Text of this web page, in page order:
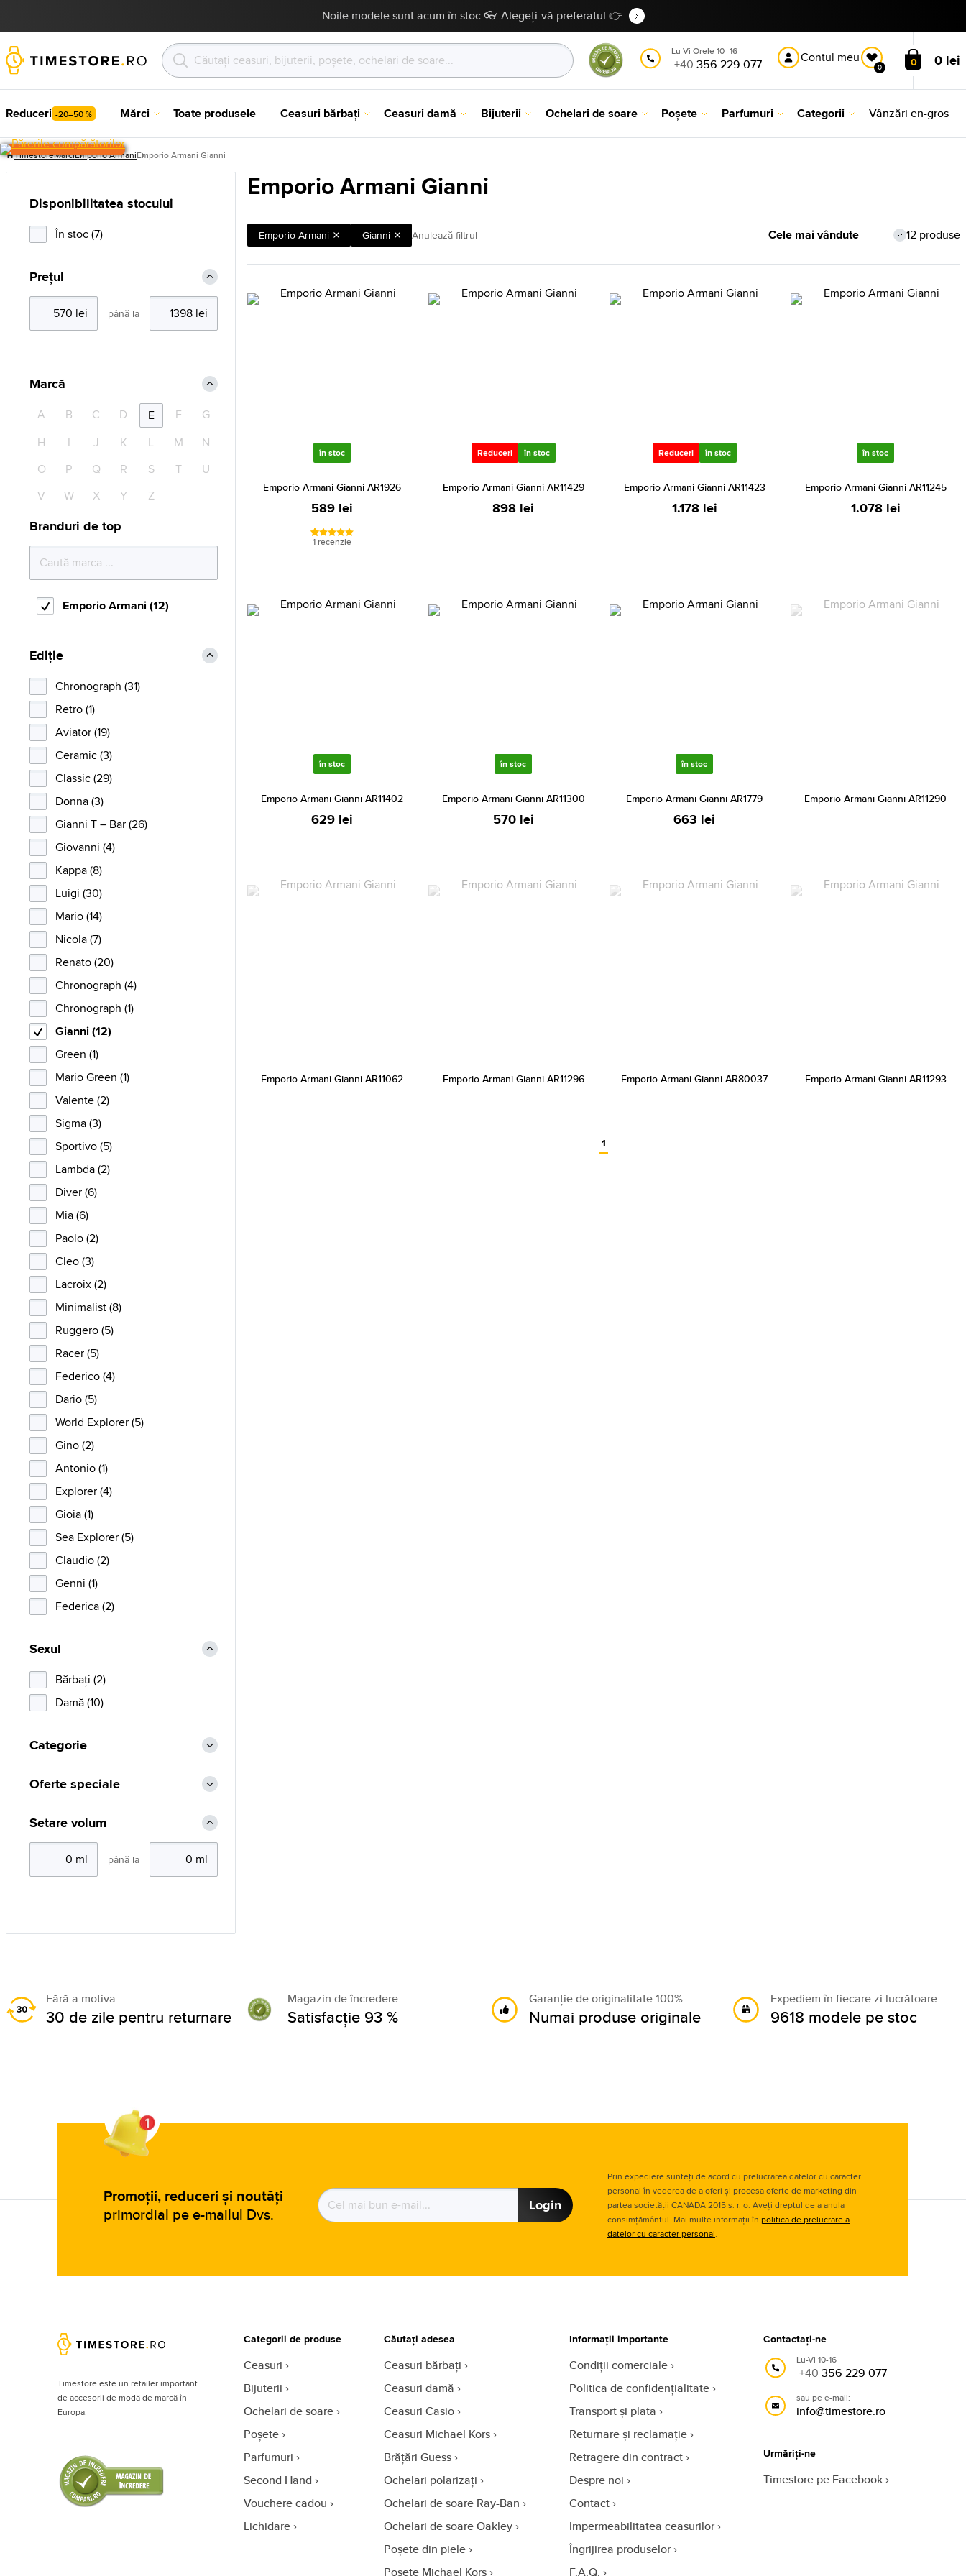
Noile modele sunt acum în stoc 👓 Alegeți-vă preferatul 👉
Lu-Vi Orele 10–16
+40 356 229 077 Contul meu
0 0 0 lei
Reduceri -20–50 % Mărci Toate produsele Ceasuri bărbați Ceasuri damă Bijuterii Ochelari de soare Poșete Parfumuri Categorii Vânzări en-gros
TimestoreMărciEmporio ArmaniEmporio Armani Gianni
Emporio Armani Gianni
Emporio Armani Gianni Anulează filtrul 12 produse
în stoc
Emporio Armani Gianni AR1926
589 lei
1 recenzie
Reduceri în stoc
Emporio Armani Gianni AR11429
898 lei
Reduceri în stoc
Emporio Armani Gianni AR11423
1.178 lei
în stoc
Emporio Armani Gianni AR11245
1.078 lei
în stoc
Emporio Armani Gianni AR11402
629 lei
în stoc
Emporio Armani Gianni AR11300
570 lei
în stoc
Emporio Armani Gianni AR1779
663 lei
Emporio Armani Gianni AR11290
Emporio Armani Gianni AR11062 Emporio Armani Gianni AR11296 Emporio Armani Gianni AR80037 Emporio Armani Gianni AR11293
1
Disponibilitatea stocului
În stoc (7)
Prețul
până la
Marcă
A B C D E F
G
H
I J K L M
N
O
P Q R S T
U
V
W X Y Z
Branduri de top
Emporio Armani (12)
Ediție
Chronograph (31)
Retro (1)
Aviator (19)
Ceramic (3)
Classic (29)
Donna (3)
Gianni T – Bar (26)
Giovanni (4)
Kappa (8)
Luigi (30)
Mario (14)
Nicola (7)
Renato (20)
Chronograph (4)
Chronograph (1)
Gianni (12)
Green (1)
Mario Green (1)
Valente (2)
Sigma (3)
Sportivo (5)
Lambda (2)
Diver (6)
Mia (6)
Paolo (2)
Cleo (3)
Lacroix (2)
Minimalist (8)
Ruggero (5)
Racer (5)
Federico (4)
Dario (5)
World Explorer (5)
Gino (2)
Antonio (1)
Explorer (4)
Gioia (1)
Sea Explorer (5)
Claudio (2)
Genni (1)
Federica (2)
Sexul
Bărbaţi (2)
Damă (10)
Categorie
Oferte speciale
Setare volum
până la
Fără a motiva
30 de zile pentru returnare
Magazin de încredere
Satisfacție 93 %
Garanție de originalitate 100%
Numai produse originale
Expediem în fiecare zi lucrătoare
9618 modele pe stoc
Promoții, reduceri și noutăți
primordial pe e-mailul Dvs. Login
Prin expediere sunteți de acord cu prelucrarea datelor cu caracter
personal în vederea de a oferi și procesa oferte de marketing din
partea societății CANADA 2015 s. r. o. Aveți dreptul de a anula
consimțământul. Mai multe informații în politica de prelucrare a
datelor cu caracter personal.
Timestore este un retailer important
de accesorii de modă de marcă în
Europa.
Categorii de produse
Ceasuri
Bijuterii
Ochelari de soare
Poșete
Parfumuri
Second Hand
Vouchere cadou
Lichidare
Căutați adesea
Ceasuri bărbați
Ceasuri damă
Ceasuri Casio
Ceasuri Michael Kors
Brățări Guess
Ochelari polarizați
Ochelari de soare Ray-Ban
Ochelari de soare Oakley
Poșete din piele
Poșete Michael Kors
Informații importante
Condiții comerciale
Politica de confidențialitate
Transport și plata
Returnare și reclamație
Retragere din contract
Despre noi
Contact
Impermeabilitatea ceasurilor
Îngrijirea produselor
F.A.Q.
Contactați-ne
Lu-Vi 10-16
+40 356 229 077
sau pe e-mail:
info@timestore.ro
Urmăriți-ne
Timestore pe Facebook